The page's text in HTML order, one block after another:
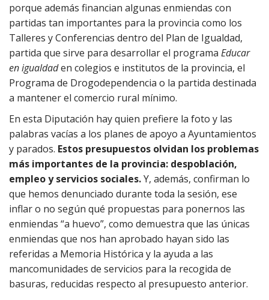
porque además financian algunas enmiendas con
partidas tan importantes para la provincia como los
Talleres y Conferencias dentro del Plan de Igualdad,
partida que sirve para desarrollar el programa Educar
en igualdaden colegios e institutos de la provincia, el
Programa de Drogodependencia o la partida destinada
a mantener el comercio rural mínimo.
En esta Diputación hay quien prefiere la foto y las
palabras vacías a los planes de apoyo a Ayuntamientos
y parados. Estos presupuestos olvidan los problemas
más importantes de la provincia: despoblación,
empleo y servicios sociales.Y, además, confirman lo
que hemos denunciado durante toda la sesión, ese
inflar o no según qué propuestas para ponernos las
enmiendas “a huevo”, como demuestra que las únicas
enmiendas que nos han aprobado hayan sido las
referidas a Memoria Histórica y la ayuda a las
mancomunidades de servicios para la recogida de
basuras, reducidas respecto al presupuesto anterior.